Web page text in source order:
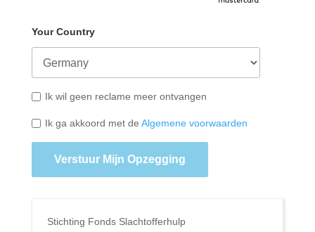
Your Country
Ik wil geen reclame meer ontvangen
Ik ga akkoord met de Algemene voorwaarden
Verstuur Mijn Opzegging
Stichting Fonds Slachtofferhulp